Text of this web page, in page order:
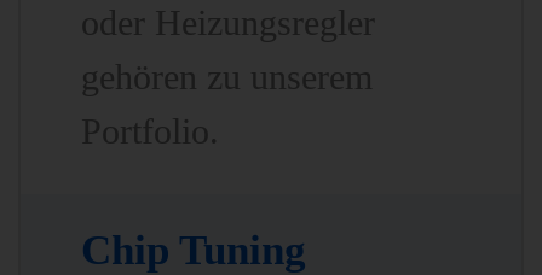
oder Heizungsregler
gehören zu unserem
Portfolio.
Chip Tuning